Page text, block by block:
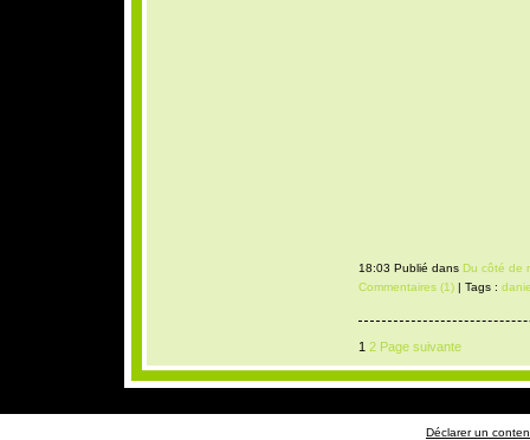
18:03 Publié dans Du côté de
Commentaires (1)| Tags :
1 2 Page suivante
Déclarer un